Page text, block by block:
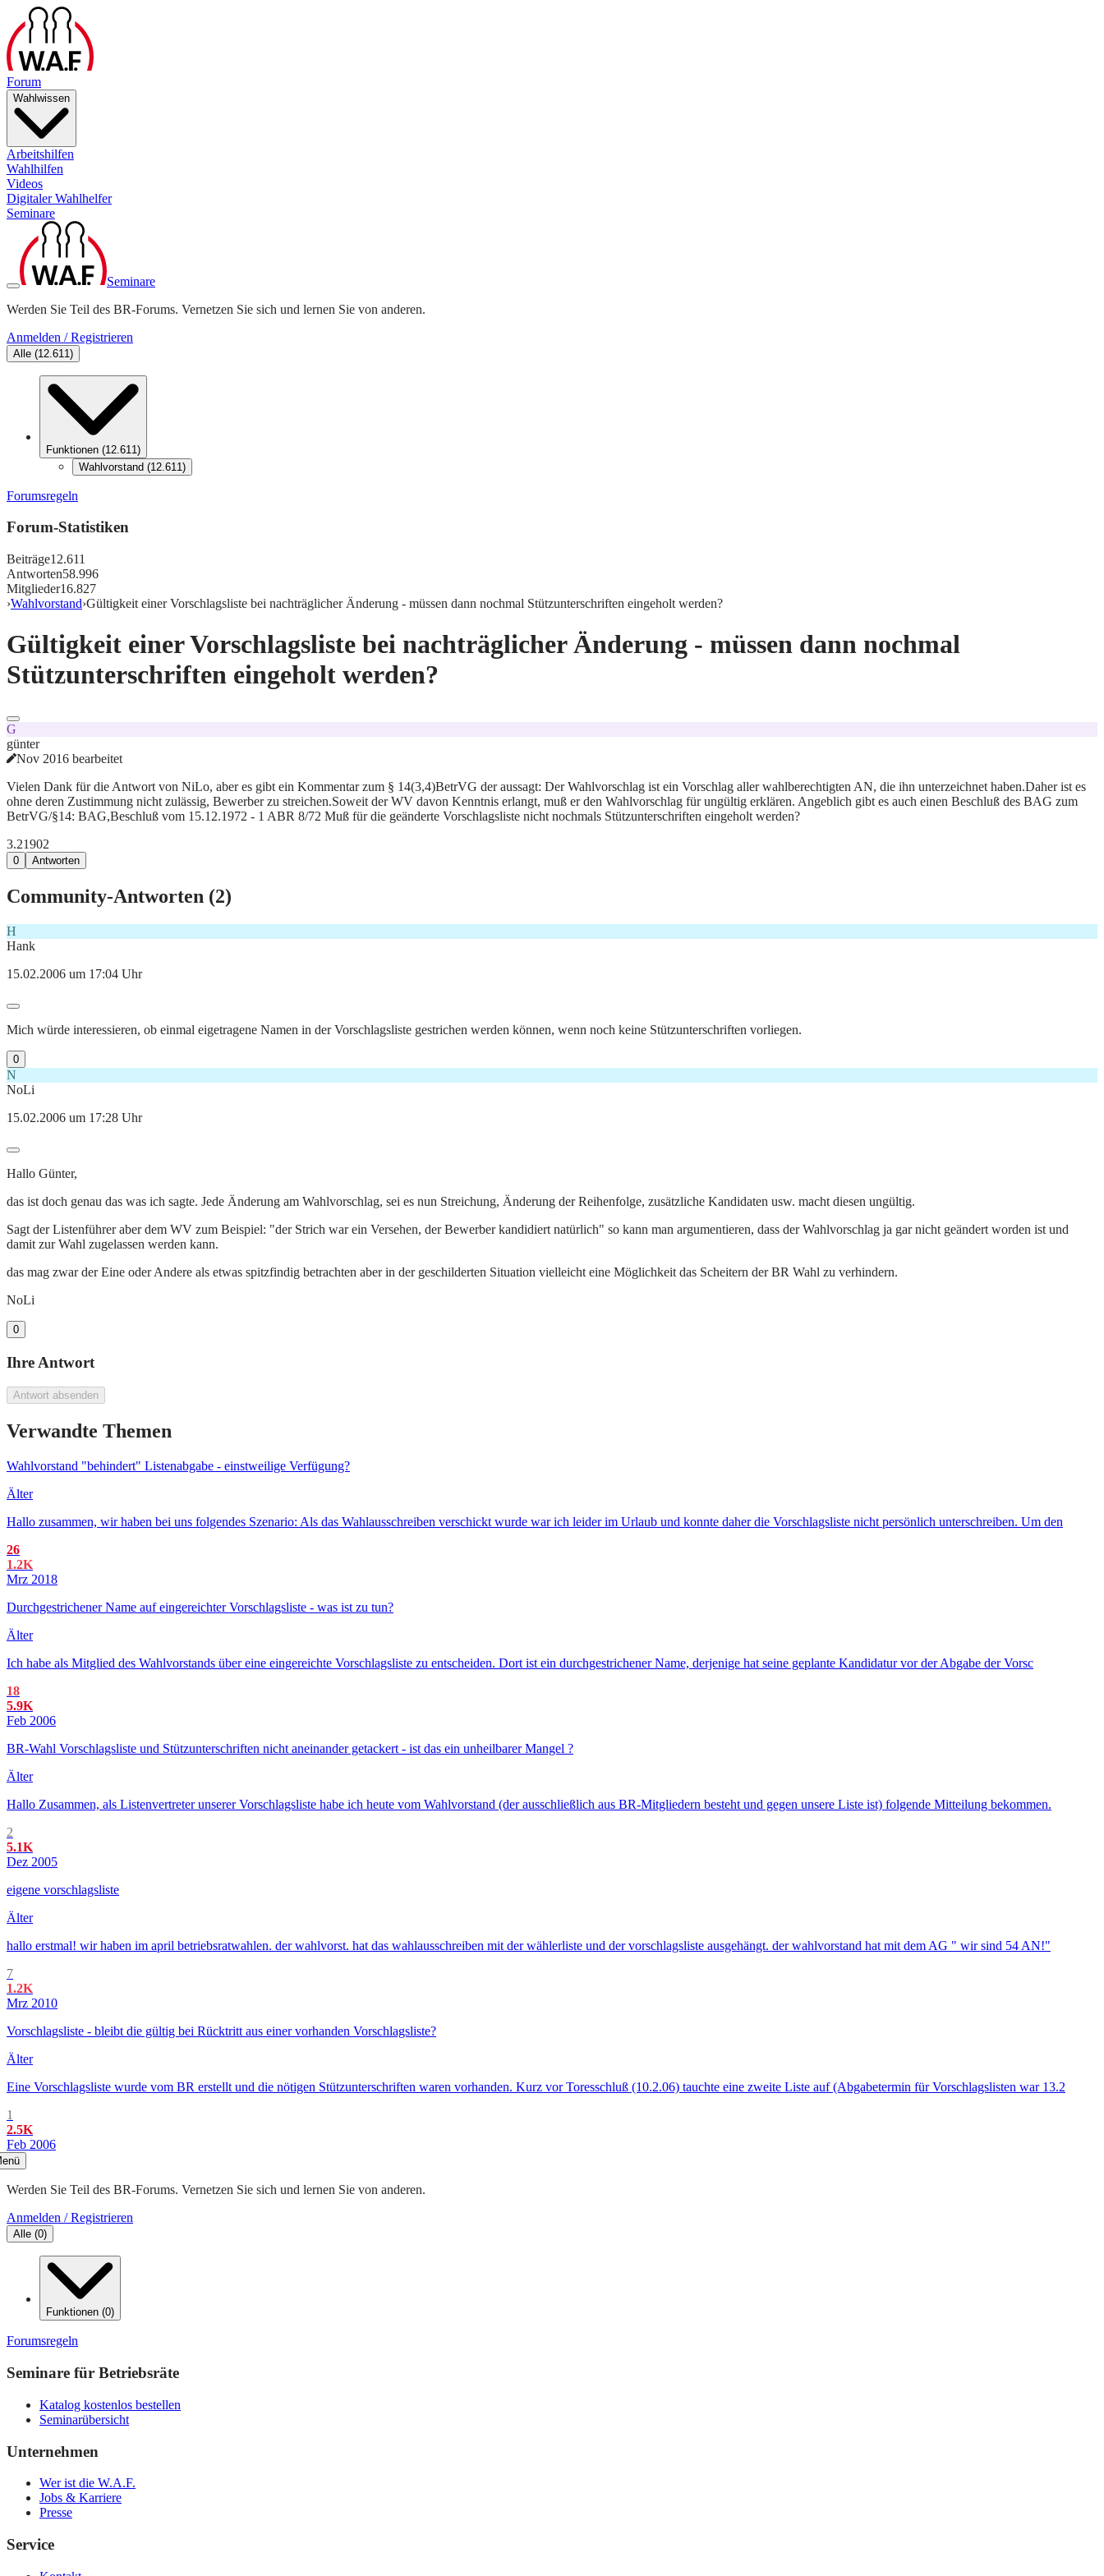
Forum
Wahlwissen
Arbeitshilfen
Wahlhilfen
Videos
Digitaler Wahlhelfer
Seminare
Seminare
Werden Sie Teil des BR-Forums. Vernetzen Sie sich und lernen Sie von anderen.
Anmelden / Registrieren
Alle (12.611)
Funktionen (12.611)
Wahlvorstand (12.611)
Forumsregeln
Forum-Statistiken
Beiträge12.611
Antworten58.996
Mitglieder16.827
›Wahlvorstand›Gültigkeit einer Vorschlagsliste bei nachträglicher Änderung - müssen dann nochmal Stützunterschriften eingeholt werden?
Gültigkeit einer Vorschlagsliste bei nachträglicher Änderung - müssen dann nochmal
Stützunterschriften eingeholt werden?
G
günter
Nov 2016 bearbeitet
Vielen Dank für die Antwort von NiLo, aber es gibt ein Kommentar zum § 14(3,4)BetrVG der aussagt: Der Wahlvorschlag ist ein Vorschlag aller wahlberechtigten AN, die ihn unterzeichnet haben.Daher ist es
ohne deren Zustimmung nicht zulässig, Bewerber zu streichen.Soweit der WV davon Kenntnis erlangt, muß er den Wahlvorschlag für ungültig erklären. Angeblich gibt es auch einen Beschluß des BAG zum
BetrVG/§14: BAG,Beschluß vom 15.12.1972 - 1 ABR 8/72 Muß für die geänderte Vorschlagsliste nicht nochmals Stützunterschriften eingeholt werden?
3.21902
0 Antworten
Community-Antworten (2)
H
Hank
15.02.2006 um 17:04 Uhr
Mich würde interessieren, ob einmal eigetragene Namen in der Vorschlagsliste gestrichen werden können, wenn noch keine Stützunterschriften vorliegen.
0
N
NoLi
15.02.2006 um 17:28 Uhr
Hallo Günter,
das ist doch genau das was ich sagte. Jede Änderung am Wahlvorschlag, sei es nun Streichung, Änderung der Reihenfolge, zusätzliche Kandidaten usw. macht diesen ungültig.
Sagt der Listenführer aber dem WV zum Beispiel: "der Strich war ein Versehen, der Bewerber kandidiert natürlich" so kann man argumentieren, dass der Wahlvorschlag ja gar nicht geändert worden ist und
damit zur Wahl zugelassen werden kann.
das mag zwar der Eine oder Andere als etwas spitzfindig betrachten aber in der geschilderten Situation vielleicht eine Möglichkeit das Scheitern der BR Wahl zu verhindern.
NoLi
0
Ihre Antwort
Antwort absenden
Verwandte Themen
Wahlvorstand "behindert" Listenabgabe - einstweilige Verfügung?
Älter
Hallo zusammen, wir haben bei uns folgendes Szenario: Als das Wahlausschreiben verschickt wurde war ich leider im Urlaub und konnte daher die Vorschlagsliste nicht persönlich unterschreiben. Um den
26
1.2K
Mrz 2018
Durchgestrichener Name auf eingereichter Vorschlagsliste - was ist zu tun?
Älter
Ich habe als Mitglied des Wahlvorstands über eine eingereichte Vorschlagsliste zu entscheiden. Dort ist ein durchgestrichener Name, derjenige hat seine geplante Kandidatur vor der Abgabe der Vorsc
18
5.9K
Feb 2006
BR-Wahl Vorschlagsliste und Stützunterschriften nicht aneinander getackert - ist das ein unheilbarer Mangel ?
Älter
Hallo Zusammen, als Listenvertreter unserer Vorschlagsliste habe ich heute vom Wahlvorstand (der ausschließlich aus BR-Mitgliedern besteht und gegen unsere Liste ist) folgende Mitteilung bekommen.
2
5.1K
Dez 2005
eigene vorschlagsliste
Älter
hallo erstmal! wir haben im april betriebsratwahlen. der wahlvorst. hat das wahlausschreiben mit der wählerliste und der vorschlagsliste ausgehängt. der wahlvorstand hat mit dem AG " wir sind 54 AN!"
7
1.2K
Mrz 2010
Vorschlagsliste - bleibt die gültig bei Rücktritt aus einer vorhanden Vorschlagsliste?
Älter
Eine Vorschlagsliste wurde vom BR erstellt und die nötigen Stützunterschriften waren vorhanden. Kurz vor Toresschluß (10.2.06) tauchte eine zweite Liste auf (Abgabetermin für Vorschlagslisten war 13.2
1
2.5K
Feb 2006
Werden Sie Teil des BR-Forums. Vernetzen Sie sich und lernen Sie von anderen.
Anmelden / Registrieren
Alle (0)
Funktionen (0)
Forumsregeln
Seminare für Betriebsräte
Katalog kostenlos bestellen
Seminarübersicht
Unternehmen
Wer ist die W.A.F.
Jobs & Karriere
Presse
Service